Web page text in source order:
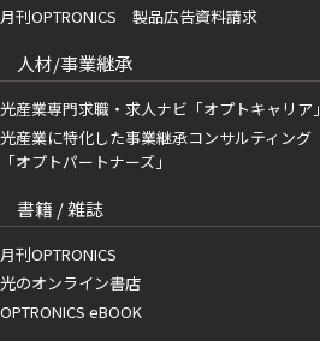
月刊OPTRONICS 製品広告資料請求
人材/事業継承
光産業専門求職・求人ナビ「オプトキャリア」
光産業に特化した事業継承コンサルティング
「オプトパートナーズ」
書籍 / 雑誌
月刊OPTRONICS
光のオンライン書店
OPTRONICS eBOOK